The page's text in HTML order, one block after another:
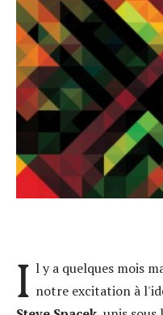
I l y a quelques mois
notre excitation à